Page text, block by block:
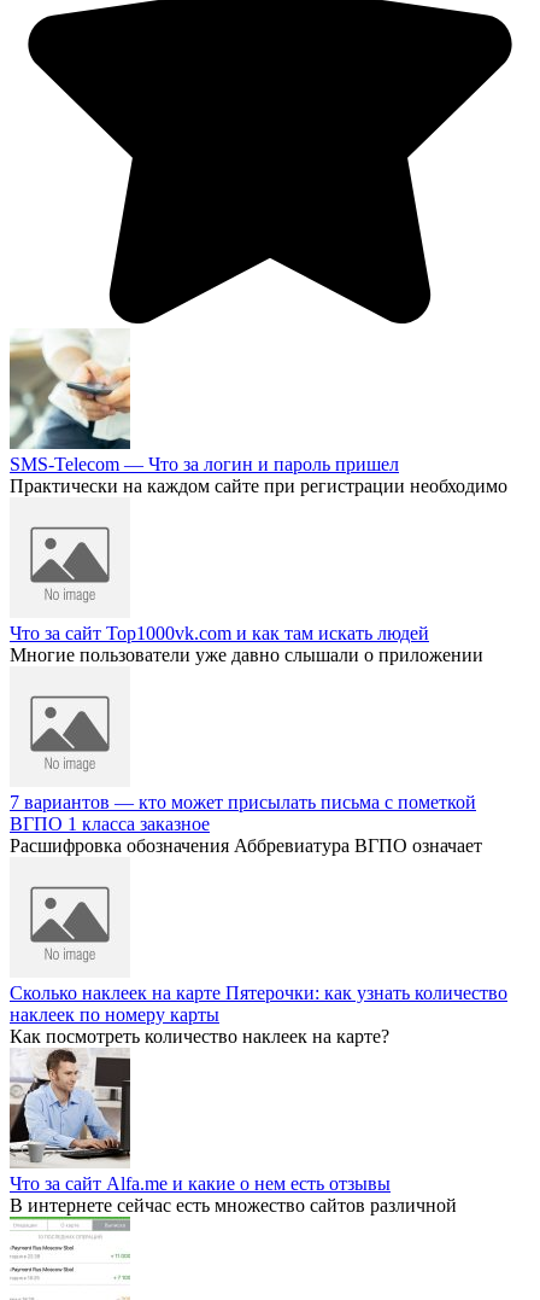
SMS-Telecom — Что за логин и пароль пришел
Практически на каждом сайте при регистрации необходимо
Что за сайт Top1000vk.com и как там искать людей
Многие пользователи уже давно слышали о приложении
7 вариантов — кто может присылать письма с пометкой
ВГПО 1 класса заказное
Расшифровка обозначения Аббревиатура ВГПО означает
Сколько наклеек на карте Пятерочки: как узнать количество
наклеек по номеру карты
Как посмотреть количество наклеек на карте?
Что за сайт Alfa.me и какие о нем есть отзывы
В интернете сейчас есть множество сайтов различной